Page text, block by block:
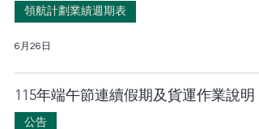
領航計劃業績週期表
6月26日
115年端午節連續假期及貨運作業說明
公告